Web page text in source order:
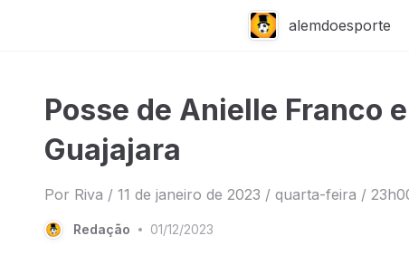
alemdoesporte
Posse de Anielle Franco
Guajajara
Por Riva / 11 de janeiro de 2023 / quarta-feira /
Redação • 01/12/2023